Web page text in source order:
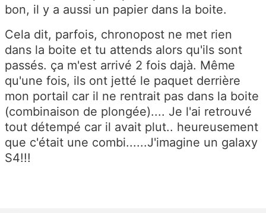
bon, il y a aussi un papier dans la boite.
Cela dit, parfois, chronopost ne met rien
dans la boite et tu attends alors qu'ils sont
passés. ça m'est arrivé 2 fois dajà. Même
qu'une fois, ils ont jetté le paquet derrière
mon portail car il ne rentrait pas dans la boite
(combinaison de plongée).... Je l'ai retrouvé
tout détempé car il avait plut.. heureusement
que c'était une combi......J'imagine un galaxy
S4!!!